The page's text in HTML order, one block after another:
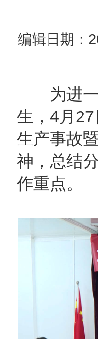
编辑日期：
为进一
生，4月
生产事故
神，总结
作重点。